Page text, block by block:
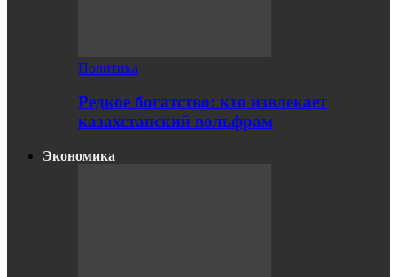
Политика
Редкое богатство: кто извлекает
казахстанский вольфрам
Экономика